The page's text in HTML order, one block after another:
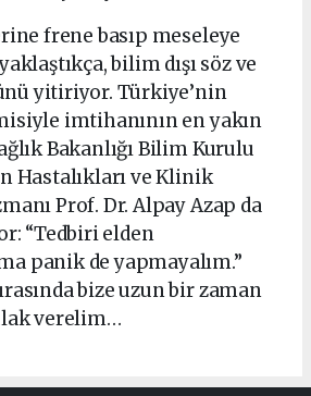
frene basıp meseleye
bilim dışı söz ve
yitiriyor. Türkiye’nin
imtihanının en yakın
Bakanlığı Bilim Kurulu
Hastalıkları ve Klinik
Prof. Dr. Alpay Azap da
“Tedbiri elden
panik de yapmayalım.”
bize uzun bir zaman
verelim…